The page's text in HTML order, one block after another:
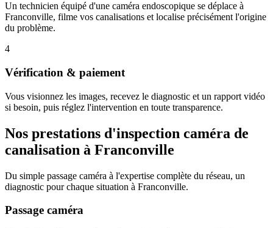
Un technicien équipé d'une caméra endoscopique se déplace à
Franconville, filme vos canalisations et localise précisément l'origine
du problème.
4
Vérification & paiement
Vous visionnez les images, recevez le diagnostic et un rapport vidéo
si besoin, puis réglez l'intervention en toute transparence.
Nos prestations d'inspection caméra de
canalisation à Franconville
Du simple passage caméra à l'expertise complète du réseau, un
diagnostic pour chaque situation à Franconville.
Passage caméra